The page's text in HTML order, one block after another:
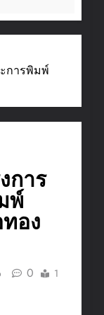
การพิมพ์
การ
พ์
อง
0
1